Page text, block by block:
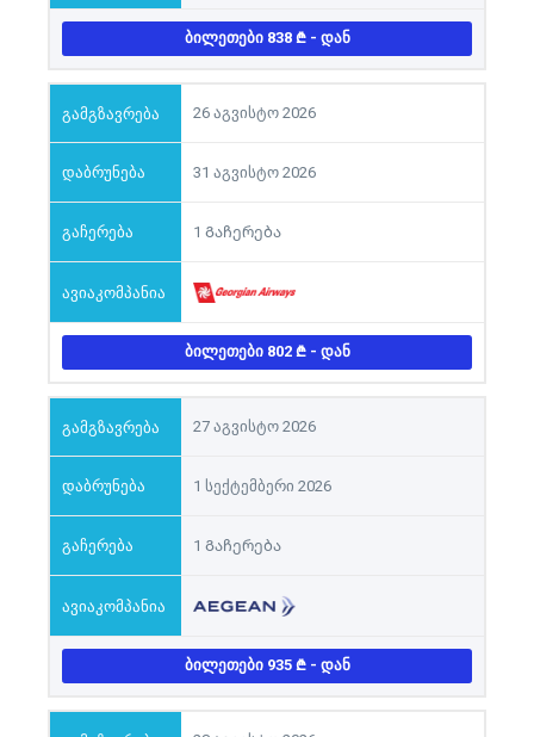
ᲑᲘᲚᲔᲗᲔᲑᲘ 838 - ᲓᲐᲜ
26 აგვისტო 2026
31 აგვისტო 2026
1 Გაჩერება
ᲑᲘᲚᲔᲗᲔᲑᲘ 802 - ᲓᲐᲜ
27 აგვისტო 2026
1 სექტემბერი 2026
1 Გაჩერება
ᲑᲘᲚᲔᲗᲔᲑᲘ 935 - ᲓᲐᲜ